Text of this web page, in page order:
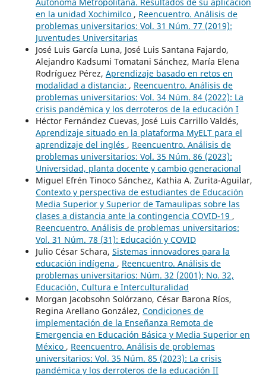
en la unidad Xochimilco , Reencuentro. Análisis de
problemas universitarios: Vol. 31 Núm. 77 (2019):
Juventudes Universitarias
José Luis García Luna, José Luis Santana Fajardo,
Alejandro Kadsumi Tomatani Sánchez, María Elena
Rodríguez Pérez, Aprendizaje basado en retos en
modalidad a distancia: , Reencuentro. Análisis de
problemas universitarios: Vol. 34 Núm. 84 (2022): La
crisis pandémica y los derroteros de la educación I
Héctor Fernández Cuevas, José Luis Carrillo Valdés,
Aprendizaje situado en la plataforma MyELT para el
aprendizaje del inglés , Reencuentro. Análisis de
problemas universitarios: Vol. 35 Núm. 86 (2023):
Universidad, planta docente y cambio generacional
Miguel Efrén Tinoco Sánchez, Kathia A. Zurita-Aguilar,
Contexto y perspectiva de estudiantes de Educación
Media Superior y Superior de Tamaulipas sobre las
clases a distancia ante la contingencia COVID-19 ,
Reencuentro. Análisis de problemas universitarios:
Vol. 31 Núm. 78 (31): Educación y COVID
Julio César Schara, Sistemas innovadores para la
educación indígena , Reencuentro. Análisis de
problemas universitarios: Núm. 32 (2001): No. 32,
Educación, Cultura e Interculturalidad
Morgan Jacobsohn Solórzano, César Barona Ríos,
Regina Arellano González, Condiciones de
implementación de la Enseñanza Remota de
Emergencia en Educación Básica y Media Superior en
México , Reencuentro. Análisis de problemas
universitarios: Vol. 35 Núm. 85 (2023): La crisis
pandémica y los derroteros de la educación II